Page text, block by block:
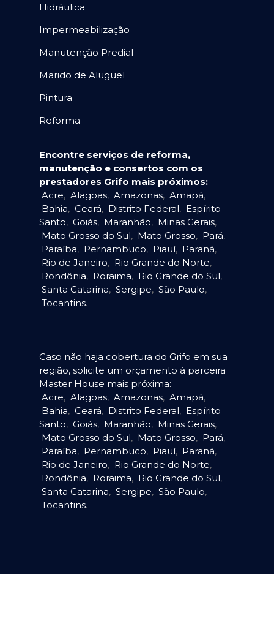
Hidráulica
Impermeabilização
Manutenção Predial
Marido de Aluguel
Pintura
Reforma
Encontre serviços de reforma,
manutenção e consertos com os
prestadores Grifo mais próximos:
Acre, Alagoas, Amazonas, Amapá,
Bahia, Ceará, Distrito Federal, Espírito
Santo, Goiás, Maranhão, Minas Gerais,
Mato Grosso do Sul, Mato Grosso, Pará,
Paraíba, Pernambuco, Piauí, Paraná,
Rio de Janeiro, Rio Grande do Norte,
Rondônia, Roraima, Rio Grande do Sul,
Santa Catarina, Sergipe, São Paulo,
Tocantins.
Caso não haja cobertura do Grifo em sua
região, solicite um orçamento à parceira
Master House mais próxima:
Acre, Alagoas, Amazonas, Amapá,
Bahia, Ceará, Distrito Federal, Espírito
Santo, Goiás, Maranhão, Minas Gerais,
Mato Grosso do Sul, Mato Grosso, Pará,
Paraíba, Pernambuco, Piauí, Paraná,
Rio de Janeiro, Rio Grande do Norte,
Rondônia, Roraima, Rio Grande do Sul,
Santa Catarina, Sergipe, São Paulo,
Tocantins.